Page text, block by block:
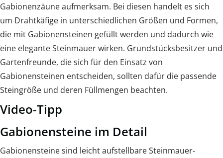
Gabionenzäune aufmerksam. Bei diesen handelt es sich
um Drahtkäfige in unterschiedlichen Größen und Formen,
die mit Gabionensteinen gefüllt werden und dadurch wie
eine elegante Steinmauer wirken. Grundstücksbesitzer und
Gartenfreunde, die sich für den Einsatz von
Gabionensteinen entscheiden, sollten dafür die passende
Steingröße und deren Füllmengen beachten.
Video-Tipp
Gabionensteine im Detail
Gabionensteine sind leicht aufstellbare Steinmauer-